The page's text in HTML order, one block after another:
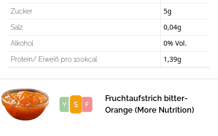
Zucker 5g
Salz 0,04g
Alkohol 0% Vol.
Protein/ Eiweiß pro 100kcal 1,39g
Score
Fruchtaufstrich bitter-
Orange (More Nutrition)